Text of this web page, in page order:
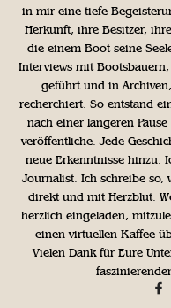
in mir eine tiefe
Herkunft, ihre Besitzer,
die einem Boot seine
Interviews mit
geführt und in
recherchiert. So entstand
nach einer längeren
veröffentliche. Jede
neue Erkenntnisse hinzu.
Journalist. Ich schreibe so,
direkt und mit Herzblut.
herzlich eingeladen,
einen virtuellen Kaffee
Vielen Dank für Eure